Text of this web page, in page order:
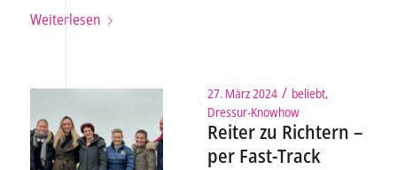
Weiterlesen
27. März 2024 / beliebt,
Dressur-Knowhow
Reiter zu Richtern –
per Fast-Track